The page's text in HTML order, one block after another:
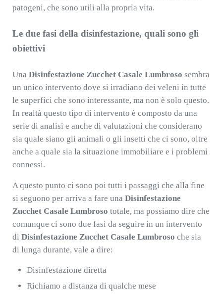
patogeni, che sono utili alla propria vita.
Le due fasi della disinfestazione, quali sono gli
obiettivi
Una Disinfestazione Zucchet Casale Lumbroso sembra
un unico intervento dove si irradiano dei veleni in tutte
le superfici che sono interessante, ma non è solo questo.
In realtà questo tipo di intervento è composto da una
serie di analisi e anche di valutazioni che considerano
sia quale siano gli animali o gli insetti che ci sono, oltre
anche a quale sia la situazione immobiliare e i problemi
connessi.
A questo punto ci sono poi tutti i passaggi che alla fine
si seguono per arriva a fare una Disinfestazione
Zucchet Casale Lumbroso totale, ma possiamo dire che
comunque ci sono due fasi da seguire in un intervento
di Disinfestazione Zucchet Casale Lumbroso che sia
di lunga durante, vale a dire:
Disinfestazione diretta
Richiamo a distanza di qualche mese